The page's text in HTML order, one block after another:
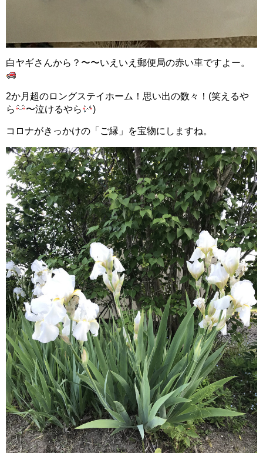
白ヤギさんから？〜〜いえいえ郵便局の赤い車ですよー。
2か月超のロングステイホーム！思い出の数々！(笑えるや
ら
〜泣けるやら )
コロナがきっかけの「ご縁」を宝物にしますね。